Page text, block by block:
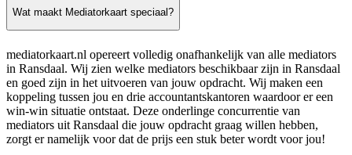
Wat maakt Mediatorkaart speciaal?
mediatorkaart.nl opereert volledig onafhankelijk van alle mediators
in Ransdaal. Wij zien welke mediators beschikbaar zijn in Ransdaal
en goed zijn in het uitvoeren van jouw opdracht. Wij maken een
koppeling tussen jou en drie accountantskantoren waardoor er een
win-win situatie ontstaat. Deze onderlinge concurrentie van
mediators uit Ransdaal die jouw opdracht graag willen hebben,
zorgt er namelijk voor dat de prijs een stuk beter wordt voor jou!